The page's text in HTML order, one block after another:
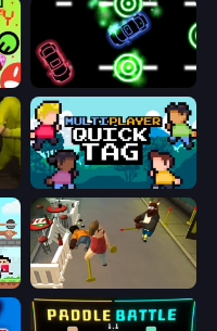
Glowit - Two Players
Multiplayer Quick Tag